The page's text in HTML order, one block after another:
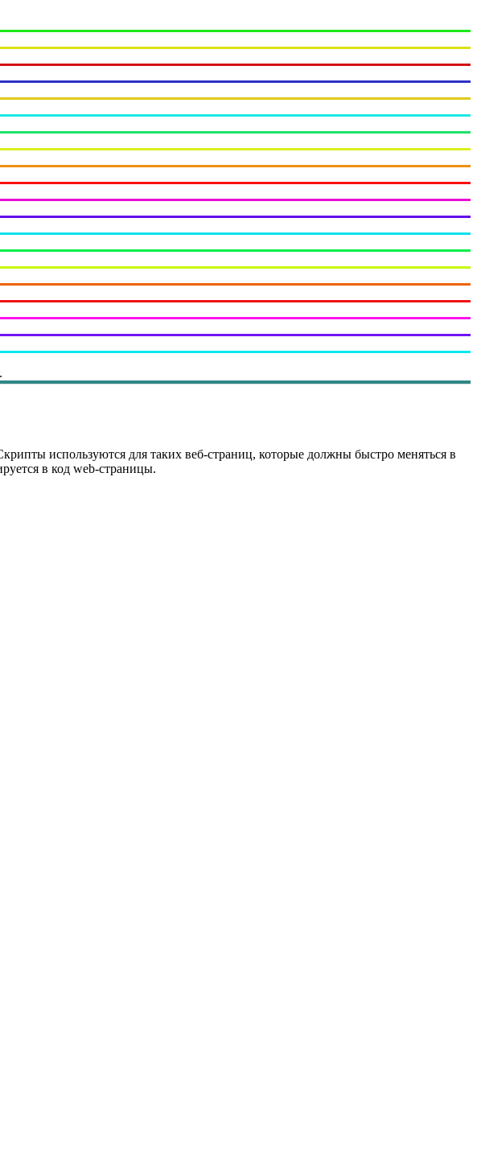
используются для таких веб-страниц, которые должны быстро меняться в
в код web-страницы.